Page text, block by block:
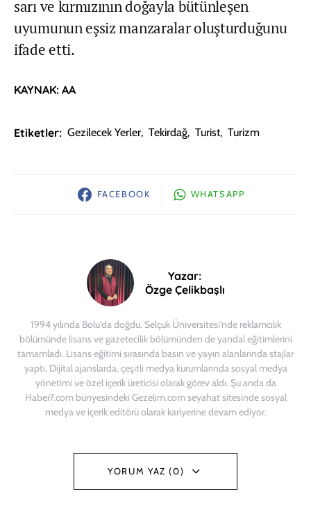
sarı ve kırmızının doğayla bütünleşen
uyumunun eşsiz manzaralar oluşturduğunu
ifade etti.
KAYNAK: AA
Etiketler: Gezilecek Yerler, Tekirdağ, Turist, Turizm
FACEBOOK WHATSAPP
Yazar:
Özge Çelikbaşlı
1994 yılında Bolu'da doğdu. Selçuk Üniversitesi'nde reklamcılık
bölümünde lisans ve gazetecilik bölümünden de yandal eğitimlerini
tamamladı. Lisans eğitimi sırasında basın ve yayın alanlarında stajlar
yaptı. Dijital ajanslarda, çeşitli medya kurumlarında sosyal medya
yönetimi ve özel içerik üreticisi olarak görev aldı. Şu anda da
Haber7.com bünyesindeki Gezelim.com seyahat sitesinde sosyal
medya ve içerik editörü olarak kariyerine devam ediyor.
YORUM YAZ (0)